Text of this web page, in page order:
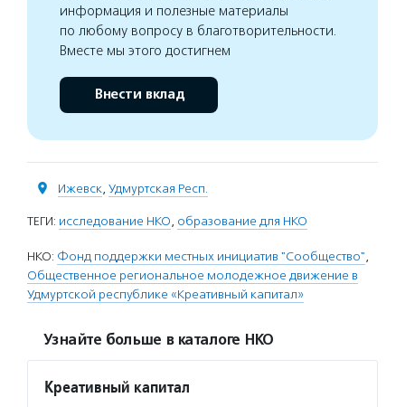
информация и полезные материалы
по любому вопросу в благотворительности.
Вместе мы этого достигнем
Внести вклад
Ижевск, Удмуртская Респ.
ТЕГИ: исследование НКО, образование для НКО
НКО: Фонд поддержки местных инициатив "Сообщество",
Общественное региональное молодежное движение в
Удмуртской республике «Креативный капитал»
Узнайте больше в каталоге НКО
Креативный капитал